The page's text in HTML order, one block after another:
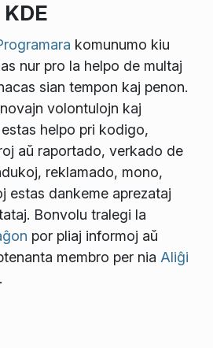
komunumo kiu
nur pro la helpo de multaj
sian tempon kaj penon.
volontulojn kaj
helpo pri kodigo,
aŭ raportado, verkado de
reklamado, mono,
estas dankeme aprezataj
Bonvolu tralegi la
por pliaj informoj aŭ
membro per nia Aliĝi